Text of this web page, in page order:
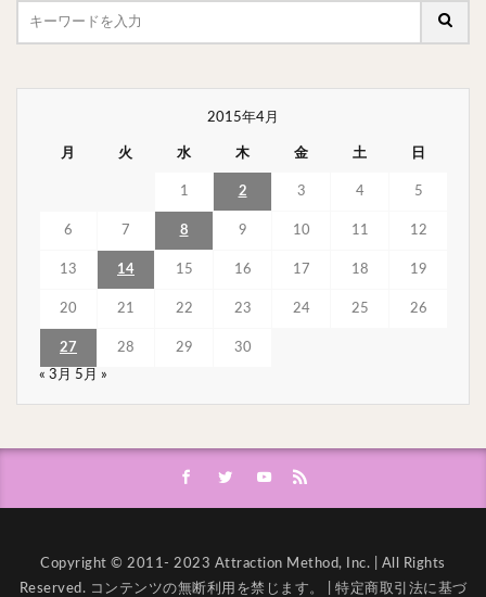
2015年4月
月 火 水 木 金 土 日
1 2 3 4 5
6 7 8 9 10 11 12
13 14 15 16 17 18 19
20 21 22 23 24 25 26
27 28 29
30
« 3月 5月 »
Copyright © 2011- 2023 Attraction Method, Inc. | All Rights
Reserved. コンテンツの無断利用を禁じます。 | 特定商取引法に基づ